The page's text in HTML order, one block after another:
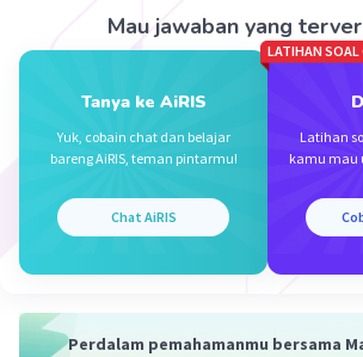
Mau jawaban yang
Tanya ke AiRIS
Yuk, cobain chat dan belajar
bareng AiRIS, teman pintarmu!
Chat AiRIS
LATIHAN SOAL
Latihan
kamu mau
Perdalam pemahamanmu bersama